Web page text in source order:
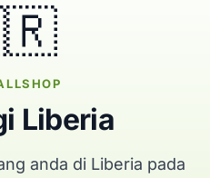
Liberia
anda di Liberia pada